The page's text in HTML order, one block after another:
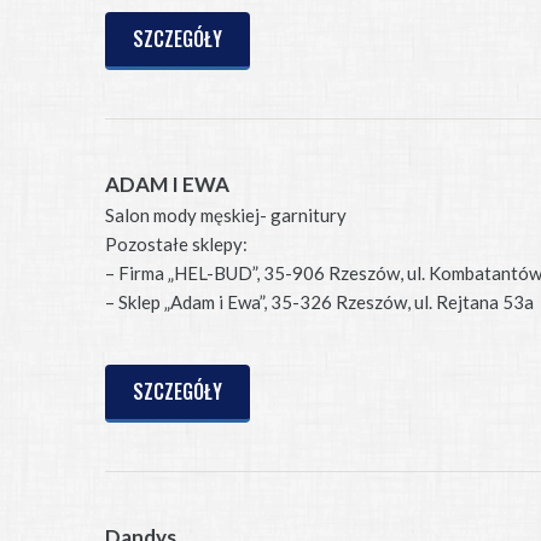
SZCZEGÓŁY
ADAM I EWA
Salon mody męskiej- garnitury
Pozostałe sklepy:
– Firma „HEL-BUD”, 35-906 Rzeszów, ul.
– Sklep „Adam i Ewa”, 35-326 Rzeszów, ul. Rejtana 53a
SZCZEGÓŁY